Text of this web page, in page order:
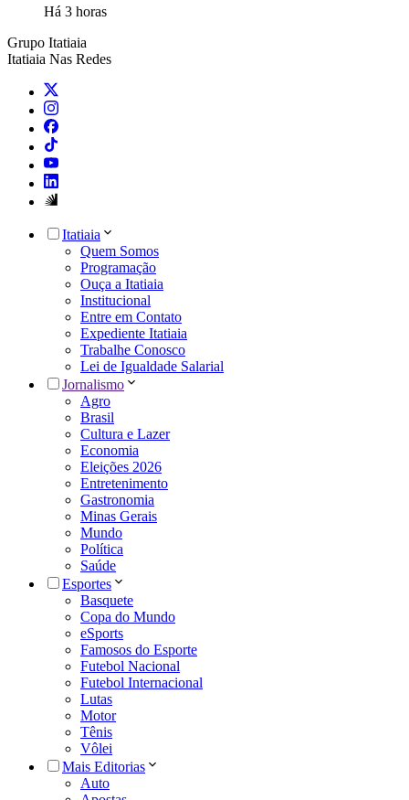
Há 3 horas
Grupo Itatiaia
Itatiaia Nas Redes
Itatiaia
Quem Somos
Programação
Ouça a Itatiaia
Institucional
Entre em Contato
Expediente Itatiaia
Trabalhe Conosco
Lei de Igualdade Salarial
Jornalismo
Agro
Brasil
Cultura e Lazer
Economia
Eleições 2026
Entretenimento
Gastronomia
Minas Gerais
Mundo
Política
Saúde
Esportes
Basquete
Copa do Mundo
eSports
Famosos do Esporte
Futebol Nacional
Futebol Internacional
Lutas
Motor
Tênis
Vôlei
Mais Editorias
Auto